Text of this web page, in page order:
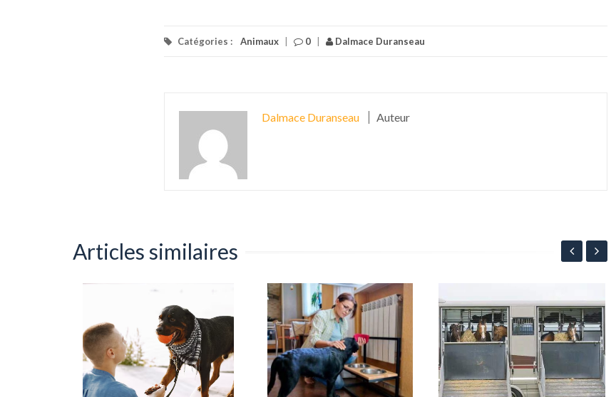
Catégories : Animaux 0 Dalmace Duranseau
Dalmace Duranseau Auteur
Articles similaires